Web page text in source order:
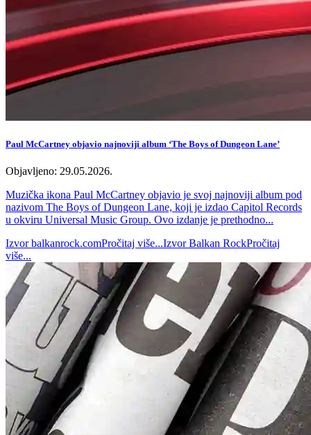
Paul McCartney objavio najnoviji album ‘The Boys of Dungeon Lane’
Objavljeno: 29.05.2026.
Muzička ikona Paul McCartney objavio je svoj najnoviji album pod
nazivom The Boys of Dungeon Lane, koji je izdao Capitol Records
u okviru Universal Music Group. Ovo izdanje je prethodno...
Izvorbalkanrock.comPročitaj više...IzvorBalkan RockPročitaj
više...